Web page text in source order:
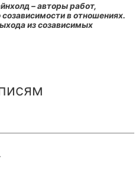
– авторы работ,
в отношениях.
из созависимых